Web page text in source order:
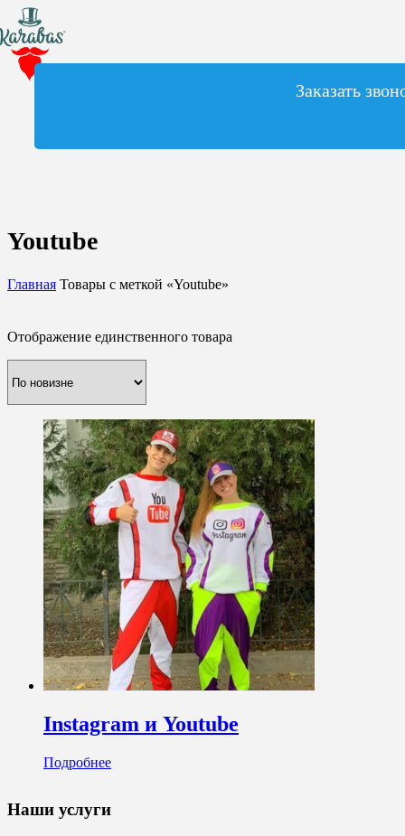
Заказать
Youtube
Главная Товары с меткой «Youtube»
Отображение единственного товара
Instagram и Youtube
Подробнее
Наши услуги